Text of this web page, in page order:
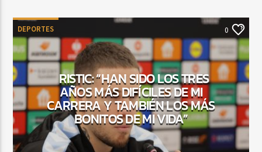
DEPORTES 0
RISTIC: “HAN SIDO LOS TRES
AÑOS MÁS DIFÍCILES DE MI
CARRERA Y TAMBIÉN LOS MÁS
BONITOS DE MI VIDA”